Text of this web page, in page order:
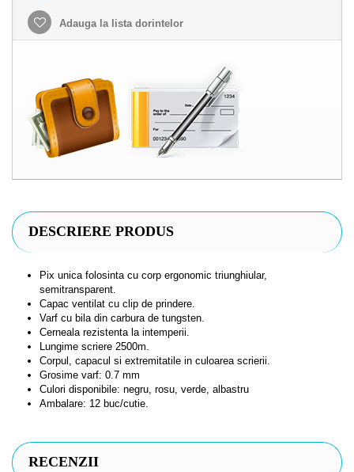
Adauga la lista dorintelor
DESCRIERE PRODUS
Pix unica folosinta cu corp ergonomic triunghiular,
semitransparent.
Capac ventilat cu clip de prindere.
Varf cu bila din carbura de tungsten.
Cerneala rezistenta la intemperii.
Lungime scriere 2500m.
Corpul, capacul si extremitatile in culoarea scrierii.
Grosime varf: 0.7 mm
Culori disponibile: negru, rosu, verde, albastru
Ambalare: 12 buc/cutie.
RECENZII